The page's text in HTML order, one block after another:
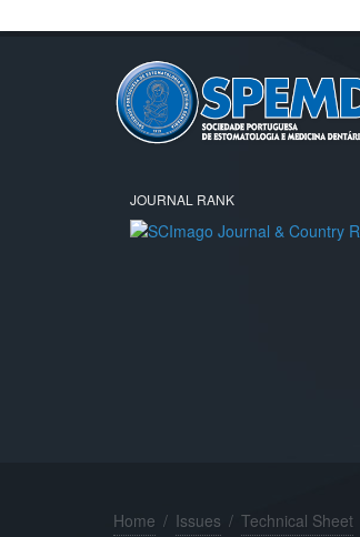
JOURNAL RANK
Home / Issues / Technical Sheet